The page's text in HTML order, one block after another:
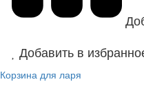
Добавить в
Корзина для ларя